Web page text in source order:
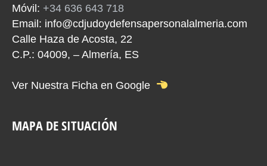
Móvil: +34 636 643 718
Email: info@cdjudoydefensapersonalalmeria.com
Calle Haza de Acosta, 22
C.P.: 04009, – Almería, ES
Ver Nuestra Ficha en Google
MAPA DE SITUACIÓN